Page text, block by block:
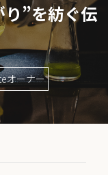
り”を紡ぐ伝
オーナー